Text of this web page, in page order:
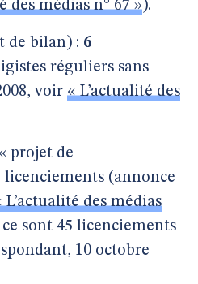
des médias n° 67 »).
de bilan) : 6
réguliers sans
voir « L’actualité des
projet de
licenciements (annonce
L’actualité des médias
sont 45 licenciements
10 octobre